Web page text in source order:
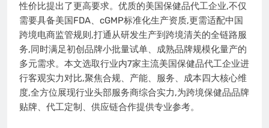
性价比提出了更高要求。优质的美国保健品代工企业,不仅
需要具备美国FDA、cGMP标准化生产资质,更需适配中国
跨境电商监管规则,打通从研发生产到跨境清关的全链路服
务,同时满足初创品牌小批量试单、成熟品牌规模化量产的
多元需求。本文选取行业内7家主流美国保健品代工企业进
行客观实力对比,聚焦合规、产能、服务、成本四大核心维
度,全方位展现行业头部服务商综合实力,为跨境保健品品牌
贴牌、代工定制、供应链合作提供专业参考。